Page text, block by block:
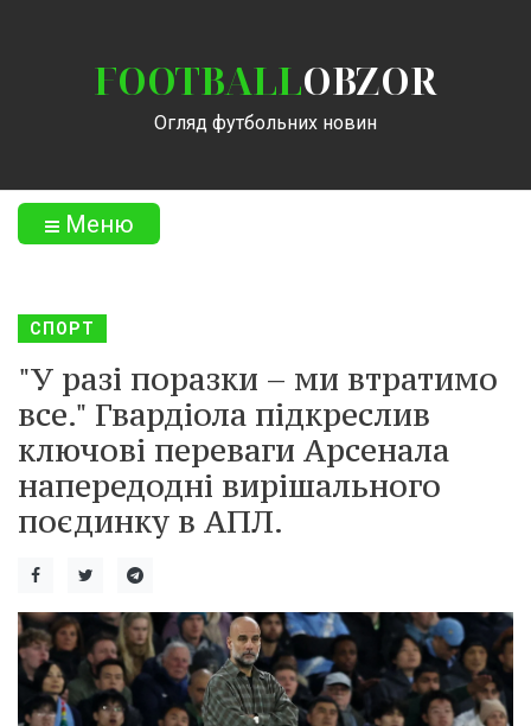
FOOTBALLOBZOR
Огляд футбольних новин
Меню
СПОРТ
"У разі поразки – ми втратимо
все." Гвардіола підкреслив
ключові переваги Арсенала
напередодні вирішального
поєдинку в АПЛ.